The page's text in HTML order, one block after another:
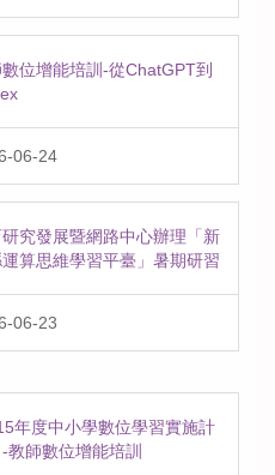
位增能培訓-從ChatGPT到
06-24
究發展暨網路中心辦理「新
算思維學習平臺」暑期研習
06-23
年度中小學數位學習實施計
教師數位增能培訓